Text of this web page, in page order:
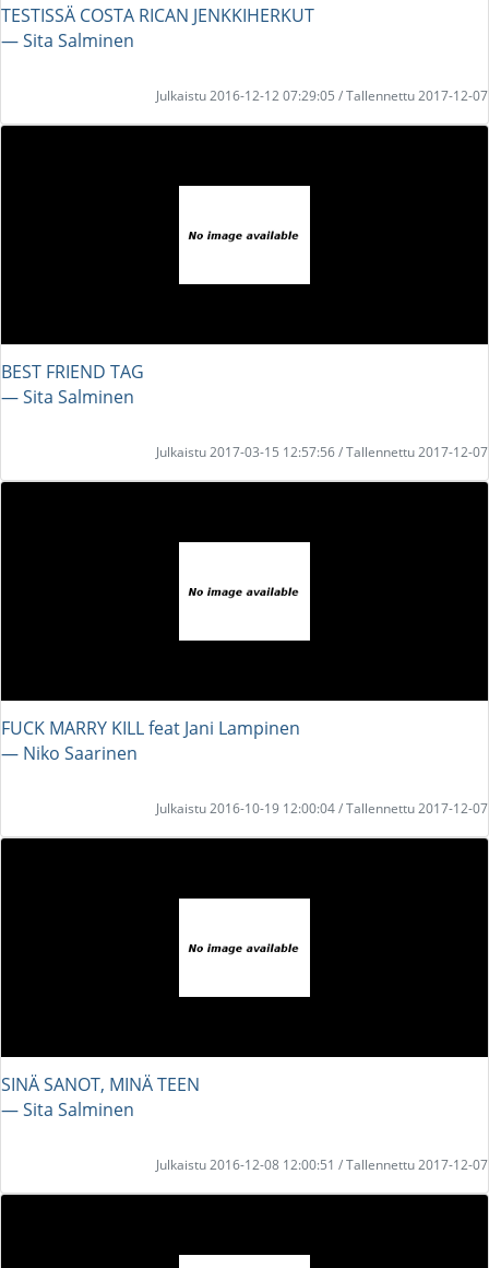
TESTISSÄ COSTA RICAN JENKKIHERKUT
― Sita Salminen
Julkaistu 2016-12-12 07:29:05 / Tallennettu 2017-12-07
BEST FRIEND TAG
― Sita Salminen
Julkaistu 2017-03-15 12:57:56 / Tallennettu 2017-12-07
FUCK MARRY KILL feat Jani Lampinen
― Niko Saarinen
Julkaistu 2016-10-19 12:00:04 / Tallennettu 2017-12-07
SINÄ SANOT, MINÄ TEEN
― Sita Salminen
Julkaistu 2016-12-08 12:00:51 / Tallennettu 2017-12-07